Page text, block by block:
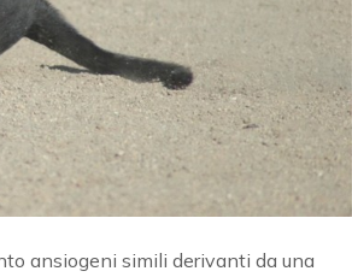
ansiogeni simili derivanti da una